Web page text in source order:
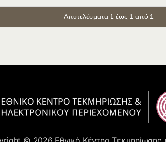
Αποτελέσματα 1 έως 1 από 1